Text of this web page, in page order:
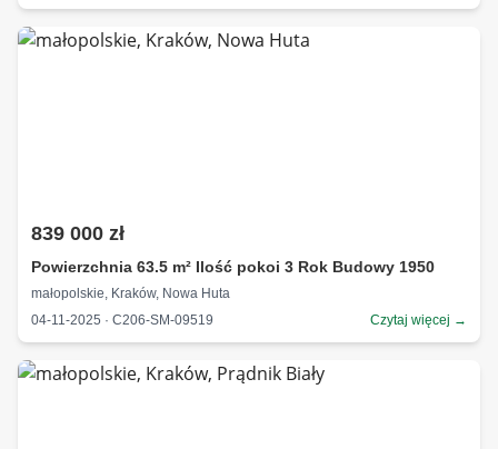
839 000 zł
Powierzchnia 63.5 m² Ilość pokoi 3 Rok Budowy 1950
małopolskie, Kraków, Nowa Huta
04-11-2025 · C206-SM-09519
Czytaj więcej →